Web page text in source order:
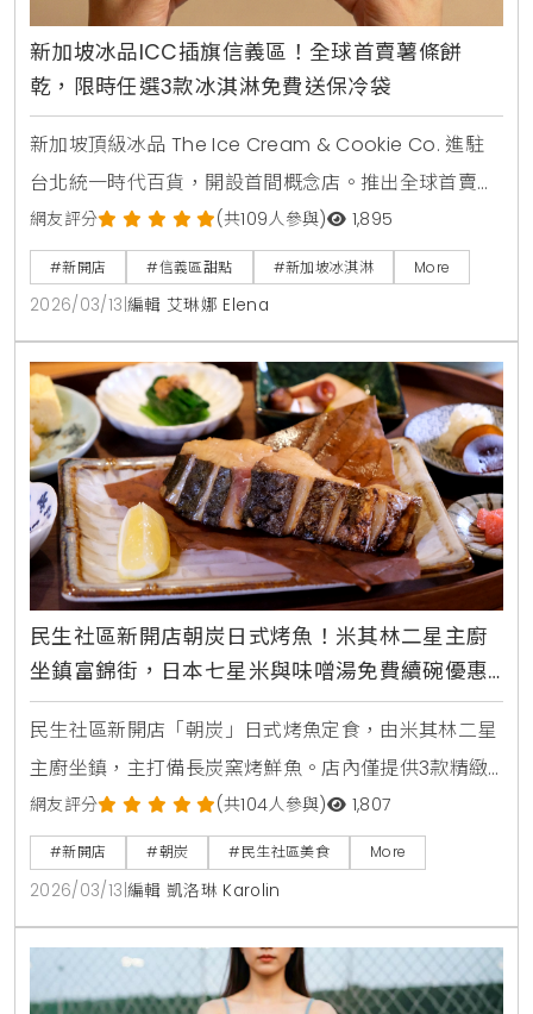
新加坡冰品ICC插旗信義區！全球首賣薯條餅
乾，限時任選3款冰淇淋免費送保冷袋
新加坡頂級冰品 The Ice Cream & Cookie Co. 進駐
台北統一時代百貨，開設首間概念店。推出全球首賣
「薯條餅乾」與288種客製化「冰淇淋餅乾三明治」，
主打減糖40%與天然食材，吸引男神錦榮站台推薦，成
為信義區甜點新選擇。
網友評分 (共109人參與) 1,895
#新開店 #信義區甜點 #新加坡冰淇淋 More
2026/03/13 編輯 艾琳娜 Elena
民生社區新開店朝炭日式烤魚！米其林二星主廚
坐鎮富錦街，日本七星米與味噌湯免費續碗優惠
中
民生社區新開店「朝炭」日式烤魚定食，由米其林二星
主廚坐鎮，主打備長炭窯烤鮮魚。店內僅提供3款精緻
定食，搭配日本七星米與魚津米混合而成的優質米飯，
並提供白飯、味噌湯免費續碗，是台北富錦街不容錯過
的職人級日式美食。
網友評分 (共104人參與) 1,807
#新開店 #朝炭 #民生社區美食 More
2026/03/13 編輯 凱洛琳 Karolin